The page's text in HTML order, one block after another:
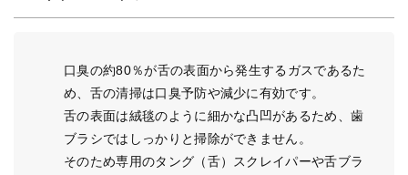
口臭の約80％が舌の表面から発生するガスであるた
め、舌の清掃は口臭予防や減少に有効です。
舌の表面は絨毯のように細かな凸凹があるため、歯
ブラシではしっかりと掃除ができません。
そのため専用のタング（舌）スクレイパーや舌ブラ